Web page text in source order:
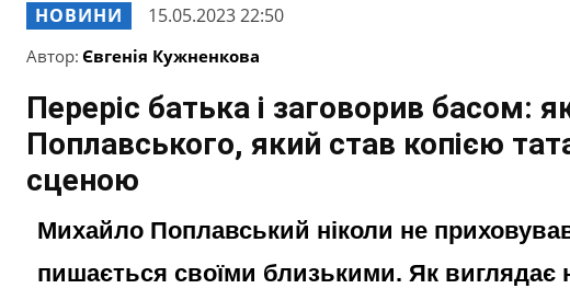
НОВИНИ 15.05.2023 22:50
Автор: Євгенія Кужненкова
Переріс батька і заговорив басом:
Поплавського, який став копією
сценою
Михайло Поплавський ніколи не
пишається своїми близькими. Як виглядає